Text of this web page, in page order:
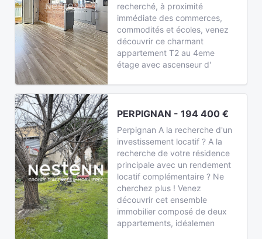
recherché, à proximité
immédiate des commerces,
commodités et écoles, venez
découvrir ce charmant
appartement T2 au 4eme
étage avec ascenseur d'
PERPIGNAN - 194 400 €
Perpignan A la recherche d'un
investissement locatif ? A la
recherche de votre résidence
principale avec un rendement
locatif complémentaire ? Ne
cherchez plus ! Venez
découvrir cet ensemble
immobilier composé de deux
appartements, idéalemen